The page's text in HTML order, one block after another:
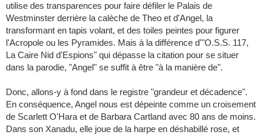
utilise des transparences pour faire défiler le Palais de
Westminster derrière la calèche de Theo et d'Angel, la
transformant en tapis volant, et des toiles peintes pour figurer
l'Acropole ou les Pyramides. Mais à la différence d'"O.S.S. 117,
La Caire Nid d'Espions" qui dépasse la citation pour se situer
dans la parodie, "Angel" se suffit à être "à la manière de".
Donc, allons-y à fond dans le registre "grandeur et décadence".
En conséquence, Angel nous est dépeinte comme un croisement
de Scarlett O'Hara et de Barbara Cartland avec 80 ans de moins.
Dans son Xanadu, elle joue de la harpe en déshabillé rose, et